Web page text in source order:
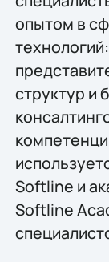
опытом в
структур и
Softline и
Softline